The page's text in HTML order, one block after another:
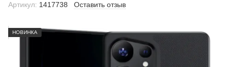
Артикул: 1417738 Оставить отзыв
НОВИНКА